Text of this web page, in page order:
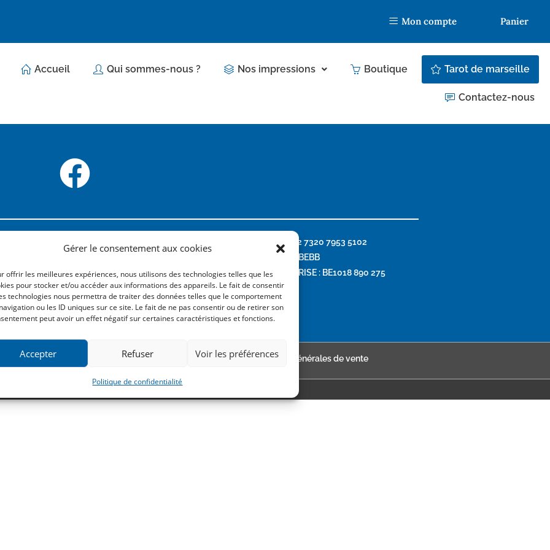
Gérer le consentement aux cookies
offrir les meilleures expériences, nous utilisons des technologies telles que les
pour stocker et/ou accéder aux informations des appareils. Le fait de consentir
technologies nous permettra de traiter des données telles que le comportement
ou les ID uniques sur ce site. Le fait de ne pas consentir ou de retirer son
peut avoir un effet négatif sur certaines caractéristiques et fonctions.
Accepter Refuser Voir les préférences
Politique de confidentialité
Mon compte Panier
Accueil Qui sommes-nous ? Nos impressions Boutique Tarot de marseille
Contactez-nous
vaste gamme de
bonheur de tous les
d’arts et de loisirs
5660 COUVIN
info@imagimp.be
+32 471 82 05 24
IBAN : BE32 7320 7953 5102
BIC : CREGBEBB
N°ENTREPRISE : BE1018 890 275
Politique de confidentialité Conditions générales de vente
Copyright 2023 by Imagimp